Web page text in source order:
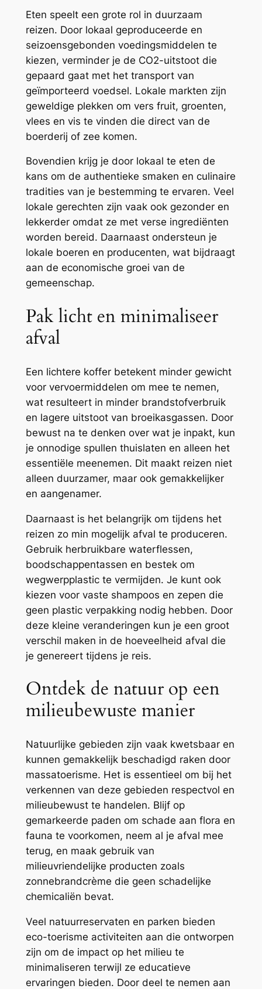
Eten speelt een grote rol in duurzaam
reizen. Door lokaal geproduceerde en
seizoensgebonden voedingsmiddelen te
kiezen, verminder je de CO2-uitstoot die
gepaard gaat met het transport van
geïmporteerd voedsel. Lokale markten zijn
geweldige plekken om vers fruit, groenten,
vlees en vis te vinden die direct van de
boerderij of zee komen.
Bovendien krijg je door lokaal te eten de
kans om de authentieke smaken en culinaire
tradities van je bestemming te ervaren. Veel
lokale gerechten zijn vaak ook gezonder en
lekkerder omdat ze met verse ingrediënten
worden bereid. Daarnaast ondersteun je
lokale boeren en producenten, wat bijdraagt
aan de economische groei van de
gemeenschap.
Pak licht en minimaliseer
afval
Een lichtere koffer betekent minder gewicht
voor vervoermiddelen om mee te nemen,
wat resulteert in minder brandstofverbruik
en lagere uitstoot van broeikasgassen. Door
bewust na te denken over wat je inpakt, kun
je onnodige spullen thuislaten en alleen het
essentiële meenemen. Dit maakt reizen niet
alleen duurzamer, maar ook gemakkelijker
en aangenamer.
Daarnaast is het belangrijk om tijdens het
reizen zo min mogelijk afval te produceren.
Gebruik herbruikbare waterflessen,
boodschappentassen en bestek om
wegwerpplastic te vermijden. Je kunt ook
kiezen voor vaste shampoos en zepen die
geen plastic verpakking nodig hebben. Door
deze kleine veranderingen kun je een groot
verschil maken in de hoeveelheid afval die
je genereert tijdens je reis.
Ontdek de natuur op een
milieubewuste manier
Natuurlijke gebieden zijn vaak kwetsbaar en
kunnen gemakkelijk beschadigd raken door
massatoerisme. Het is essentieel om bij het
verkennen van deze gebieden respectvol en
milieubewust te handelen. Blijf op
gemarkeerde paden om schade aan flora en
fauna te voorkomen, neem al je afval mee
terug, en maak gebruik van
milieuvriendelijke producten zoals
zonnebrandcrème die geen schadelijke
chemicaliën bevat.
Veel natuurreservaten en parken bieden
eco-toerisme activiteiten aan die ontworpen
zijn om de impact op het milieu te
minimaliseren terwijl ze educatieve
ervaringen bieden. Door deel te nemen aan